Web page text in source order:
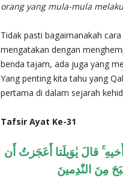
orang yang mula-mula
Tidak pasti bagaimanakah
mengatakan dengan
benda tajam, ada juga yang
Yang penting kita tahu yang
pertama di dalam sejarah
Tafsir Ayat Ke-31
قالَ يٰوَيلَتا أَعَجَزتُ أَن
مِنَ النّٰدِمينَ